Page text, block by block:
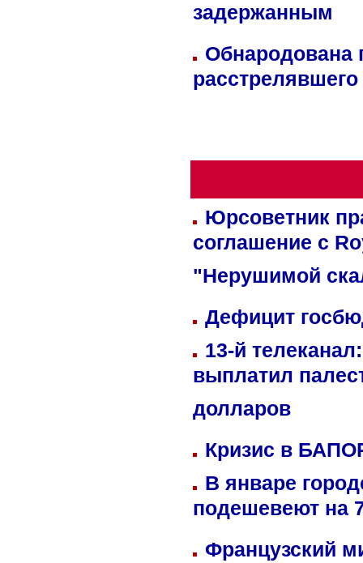
задержанным
Обнародована
Юрсоветник
соглашение с
"Нерушимой
Дефицит
13-й
выплатил
долларов
Кризис в
В январе
подешевеют на
Французский